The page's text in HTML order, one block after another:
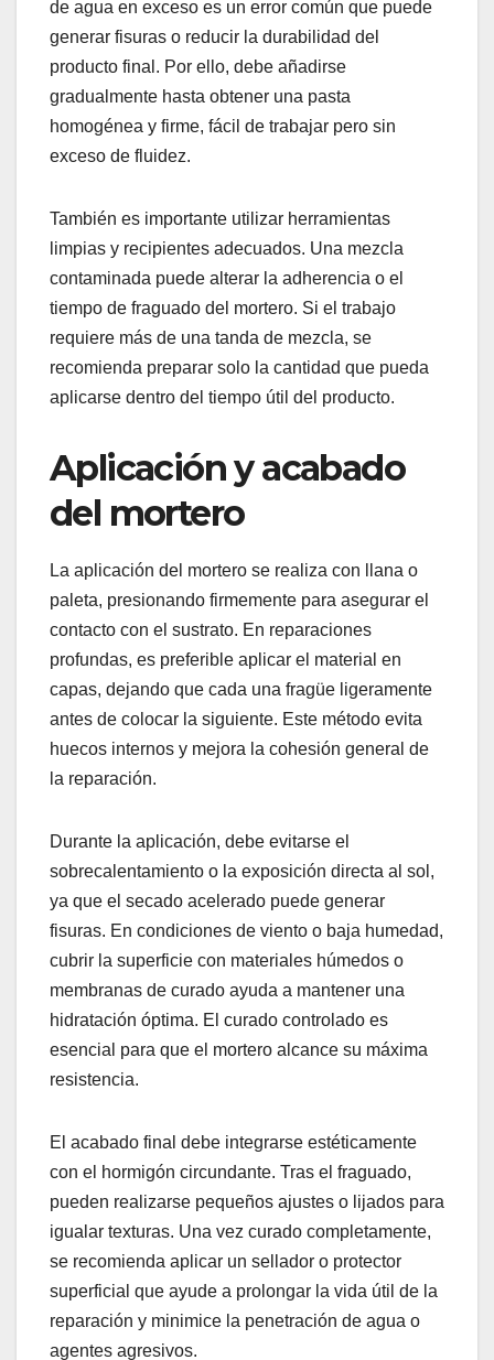
de agua en exceso es un error común que puede
generar fisuras o reducir la durabilidad del
producto final. Por ello, debe añadirse
gradualmente hasta obtener una pasta
homogénea y firme, fácil de trabajar pero sin
exceso de fluidez.
También es importante utilizar herramientas
limpias y recipientes adecuados. Una mezcla
contaminada puede alterar la adherencia o el
tiempo de fraguado del mortero. Si el trabajo
requiere más de una tanda de mezcla, se
recomienda preparar solo la cantidad que pueda
aplicarse dentro del tiempo útil del producto.
Aplicación y acabado
del mortero
La aplicación del mortero se realiza con llana o
paleta, presionando firmemente para asegurar el
contacto con el sustrato. En reparaciones
profundas, es preferible aplicar el material en
capas, dejando que cada una fragüe ligeramente
antes de colocar la siguiente. Este método evita
huecos internos y mejora la cohesión general de
la reparación.
Durante la aplicación, debe evitarse el
sobrecalentamiento o la exposición directa al sol,
ya que el secado acelerado puede generar
fisuras. En condiciones de viento o baja humedad,
cubrir la superficie con materiales húmedos o
membranas de curado ayuda a mantener una
hidratación óptima. El curado controlado es
esencial para que el mortero alcance su máxima
resistencia.
El acabado final debe integrarse estéticamente
con el hormigón circundante. Tras el fraguado,
pueden realizarse pequeños ajustes o lijados para
igualar texturas. Una vez curado completamente,
se recomienda aplicar un sellador o protector
superficial que ayude a prolongar la vida útil de la
reparación y minimice la penetración de agua o
agentes agresivos.